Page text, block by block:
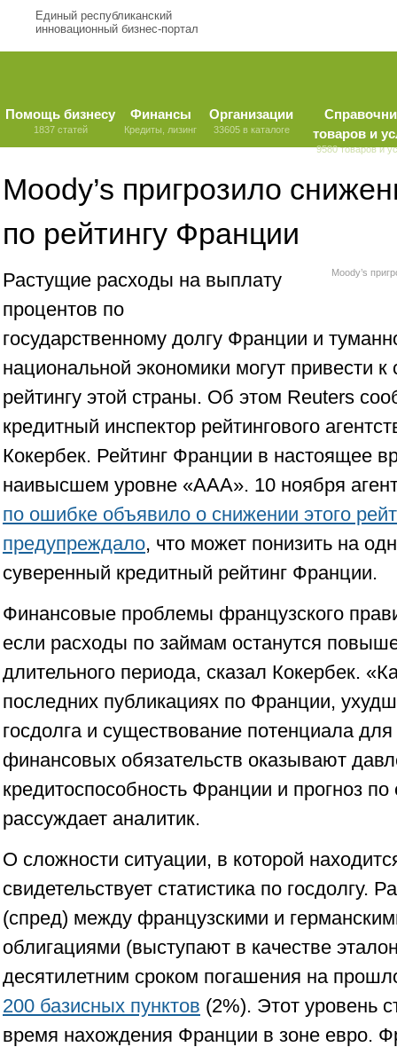
Единый республиканский
инновационный бизнес-портал
Помощь бизнесу
1837 статей
Финансы
Кредиты, лизинг
Организации
33605 в каталоге
товаров и
9580 товаров и
Moody’s пригрозило
по рейтингу Франции
Moody’s
Растущие расходы на выплату
процентов по
государственному долгу Франции и
национальной экономики могут привести
рейтингу этой страны. Об этом Reuters
кредитный инспектор рейтингового
Кокербек. Рейтинг Франции в настоящее
наивысшем уровне «ААА». 10 ноября
по ошибке объявило о снижении этого
предупреждало, что может понизить на
суверенный кредитный рейтинг Франции.
Финансовые проблемы французского
если расходы по займам останутся
длительного периода, сказал Кокербек.
последних публикациях по Франции,
госдолга и существование потенциала
финансовых обязательств оказывают
кредитоспособность Франции и прогноз
рассуждает аналитик.
О сложности ситуации, в которой
свидетельствует статистика по госдолгу.
(спред) между французскими и
облигациями (выступают в качестве
десятилетним сроком погашения на
200 базисных пунктов (2%). Этот уровень
время нахождения Франции в зоне евро.